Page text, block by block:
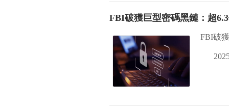
FBI破獲巨型密碼黑鏈：超
FBI破